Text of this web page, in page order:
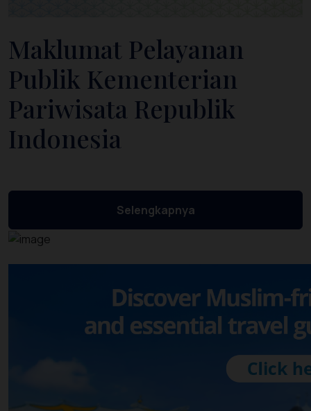
Maklumat Pelayanan
Publik Kementerian
Pariwisata Republik
Indonesia
Selengkapnya